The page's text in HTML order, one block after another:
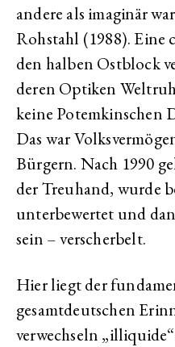
andere als imaginär
Rohstahl (1988). Eine
den halben Ostblock
deren Optiken
keine Potemkinschen
Das war
Bürgern. Nach 1990
der Treuhand, wurde
unterbewertet und
sein – verscherbelt.
Hier liegt der
gesamtdeutschen
verwechseln